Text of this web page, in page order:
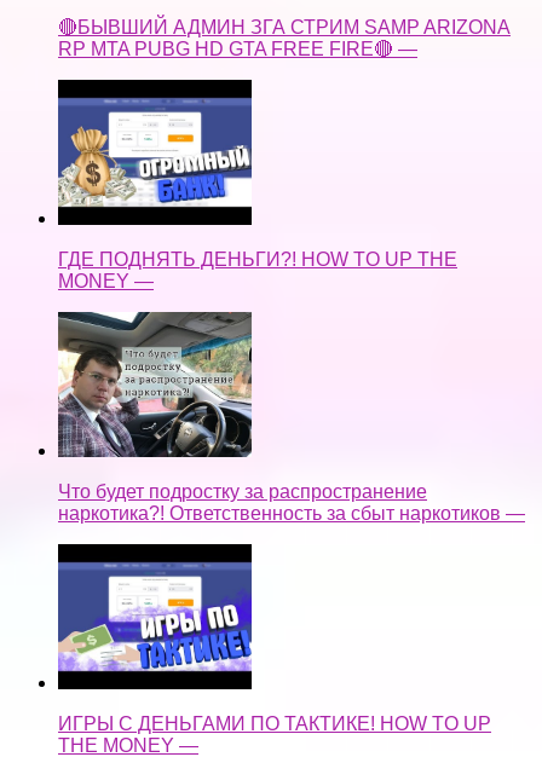
🔴БЫВШИЙ АДМИН ЗГА СТРИМ SAMP ARIZONA
RP MTA PUBG HD GTA FREE FIRE🔴 —
ГДЕ ПОДНЯТЬ ДЕНЬГИ?! HOW TO UP THE
MONEY —
Что будет подростку за распространение
наркотика?! Ответственность за сбыт наркотиков —
ИГРЫ С ДЕНЬГАМИ ПО ТАКТИКЕ! HOW TO UP
THE MONEY —